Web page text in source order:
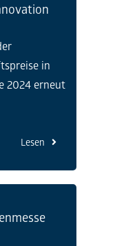
in
2024 erneut
Lesen